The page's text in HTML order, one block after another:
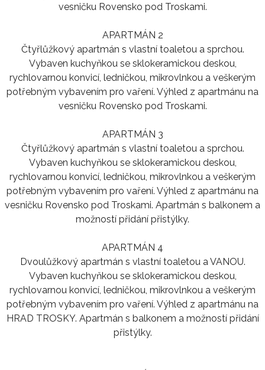
vesničku Rovensko pod Troskami.
APARTMÁN 2
Čtyřlůžkový apartmán s vlastní toaletou a sprchou.
Vybaven kuchyňkou se sklokeramickou deskou,
rychlovarnou konvicí, ledničkou, mikrovlnkou a veškerým
potřebným vybavením pro vaření. Výhled z apartmánu na
vesničku Rovensko pod Troskami.
APARTMÁN 3
Čtyřlůžkový apartmán s vlastní toaletou a sprchou.
Vybaven kuchyňkou se sklokeramickou deskou,
rychlovarnou konvicí, ledničkou, mikrovlnkou a veškerým
potřebným vybavením pro vaření. Výhled z apartmánu na
vesničku Rovensko pod Troskami. Apartmán s balkonem a
možností přidání přistýlky.
APARTMÁN 4
Dvoulůžkový apartmán s vlastní toaletou a VANOU.
Vybaven kuchyňkou se sklokeramickou deskou,
rychlovarnou konvicí, ledničkou, mikrovlnkou a veškerým
potřebným vybavením pro vaření. Výhled z apartmánu na
HRAD TROSKY. Apartmán s balkonem a možností přidání
přistýlky.